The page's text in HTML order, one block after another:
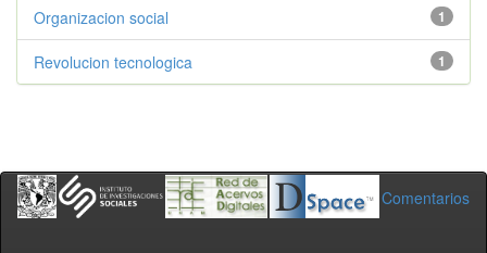
1
Organizacion social
1
Revolucion tecnologica
Comentarios